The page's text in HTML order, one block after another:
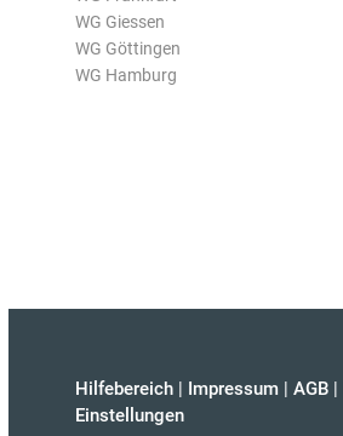
WG Giessen
WG Göttingen
WG Hamburg
Hilfebereich | Impressum | AGB |
Einstellungen